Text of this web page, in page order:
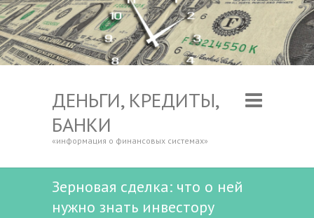
ДЕНЬГИ, КРЕДИТЫ,
БАНКИ
«информация о финансовых системах»
Зерновая сделка: что о ней
нужно знать инвестору